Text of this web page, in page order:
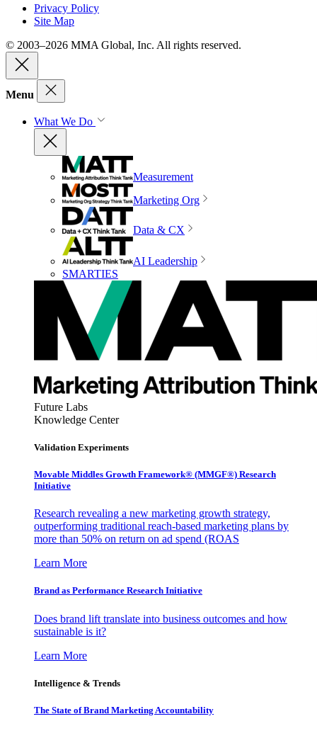
Privacy Policy
Site Map
© 2003–2026 MMA Global, Inc. All rights reserved.
Menu
What We Do
Measurement
Marketing Org
Data & CX
AI Leadership
SMARTIES
Future Labs
Knowledge Center
Validation Experiments
Movable Middles Growth Framework® (MMGF®) Research
Initiative
Research revealing a new marketing growth strategy,
outperforming traditional reach-based marketing plans by
more than 50% on return on ad spend (ROAS
Learn More
Brand as Performance Research Initiative
Does brand lift translate into business outcomes and how
sustainable is it?
Learn More
Intelligence & Trends
The State of Brand Marketing Accountability